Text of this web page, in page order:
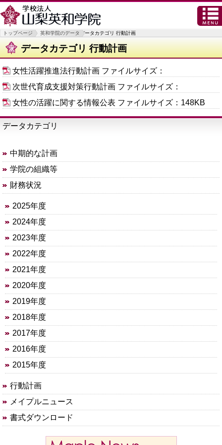
トップページ 英和学院のデータ データカテゴリ 行動計画
データカテゴリ 行動計画
女性活躍推進法行動計画 ファイルサイズ：
次世代育成支援対策行動計画 ファイルサイズ：
女性の活躍に関する情報公表 ファイルサイズ：148KB
データカテゴリ
中期的な計画
学院の組織等
財務状況
2025年度
2024年度
2023年度
2022年度
2021年度
2020年度
2019年度
2018年度
2017年度
2016年度
2015年度
行動計画
メイプルニュース
書式ダウンロード